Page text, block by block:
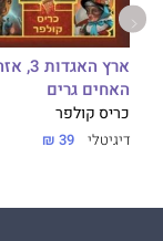
ארץ
האחים גרים
כריס קולפר
דיגיטלי 39 ₪